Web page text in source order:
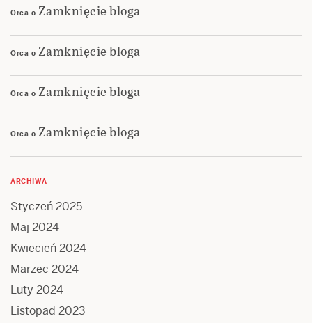
Orca o Zamknięcie bloga
Orca o Zamknięcie bloga
Orca o Zamknięcie bloga
Orca o Zamknięcie bloga
ARCHIWA
Styczeń 2025
Maj 2024
Kwiecień 2024
Marzec 2024
Luty 2024
Listopad 2023